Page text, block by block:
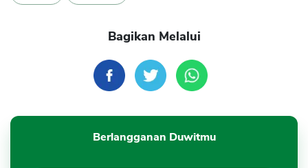
Bagikan Melalui
Berlangganan Duwitmu